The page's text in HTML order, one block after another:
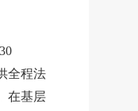
全程法
在基层